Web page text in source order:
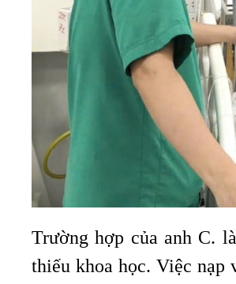
Trường hợp của anh C.
thiếu khoa học. Việc